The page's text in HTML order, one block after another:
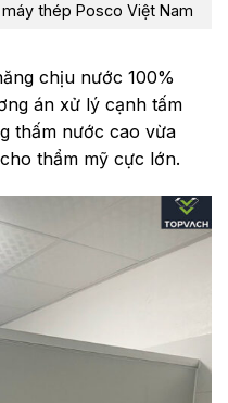
thép Posco Việt Nam
chịu nước 100%
án xử lý cạnh tấm
thấm nước cao vừa
thẩm mỹ cực lớn.